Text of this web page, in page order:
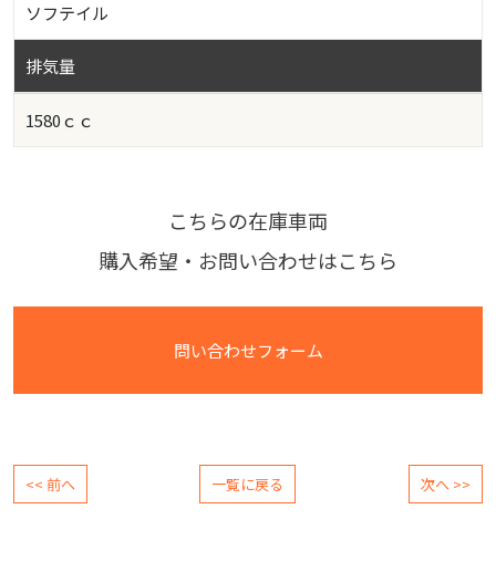
ソフテイル
排気量
1580ｃｃ
こちらの在庫車両
購入希望・お問い合わせはこちら
問い合わせフォーム
<< 前へ 一覧に戻る 次へ >>